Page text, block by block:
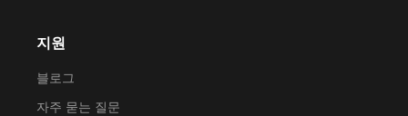
지원
블로그
자주 묻는 질문